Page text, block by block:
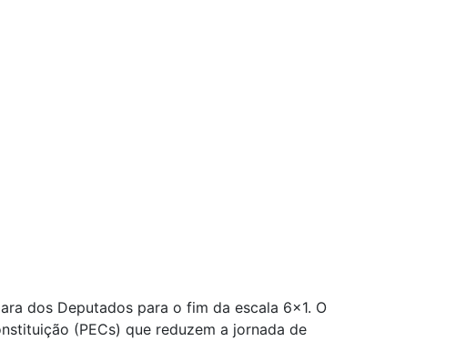
dos Deputados para o fim da escala 6x1. O
(PECs) que reduzem a jornada de